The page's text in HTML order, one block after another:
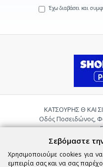
Έχω διαβάσει και
ΚΑΤΣΟΥΡΗΣ Θ ΚΑΙ
Οδός Ποσειδώνος,
Τηλ.:
Email:
Σεβόμαστε
Χρησιμοποιούμε cookies για
εμπειρία σας και να σας